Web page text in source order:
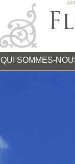
QUI SOMMES-